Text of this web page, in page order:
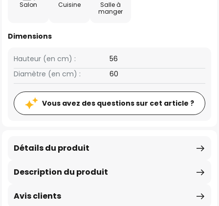
Salon Cuisine
Salle à
manger
Dimensions
Hauteur (en cm) :
56
Diamètre (en cm) :
60
Vous avez des questions sur cet article ?
Description du produit
Détails du produit
Avis clients